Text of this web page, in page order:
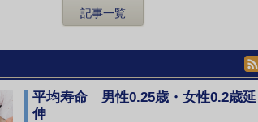
記事一覧
平均寿命 男性0.25歳・女性0.2歳延
伸